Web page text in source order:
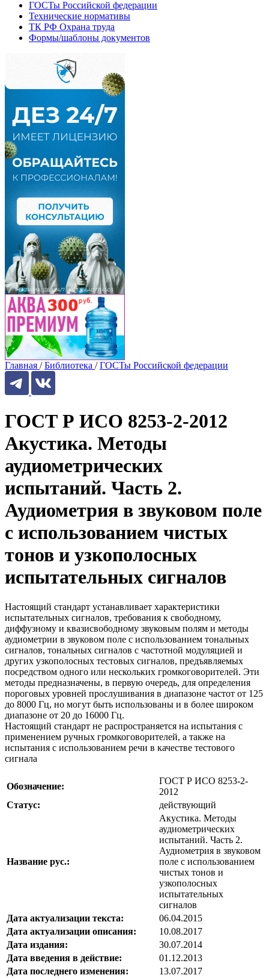
ГОСТы Российской федерации
Технические нормативы
ТК РФ Охрана труда
Формы/шаблоны документов
Главная / Библиотека / ГОСТы Российской федерации
ГОСТ Р ИСО 8253-2-2012
Акустика. Методы
аудиометрических
испытаний. Часть 2.
Аудиометрия в звуковом поле
с использованием чистых
тонов и узкополосных
испытательных сигналов
Настоящий стандарт устанавливает характеристики
испытательных сигналов, требования к свободному,
диффузному и квазисвободному звуковым полям и методы
аудиометрии в звуковом поле с использованием тональных
сигналов, тональных сигналов с частотной модуляцией и
других узкополосных тестовых сигналов, предъявляемых
посредством одного или нескольких громкоговорителей. Эти
методы предназначены, в первую очередь, для определения
пороговых уровней прослушивания в диапазоне частот от 125
до 8000 Гц, но могут быть использованы и в более широком
диапазоне от 20 до 16000 Гц.
Настоящий стандарт не распространяется на испытания с
применением ручных громкоговорителей, а также на
испытания с использованием речи в качестве тестового
сигнала
Обозначение:
ГОСТ Р ИСО 8253-2-
2012
Статус:
действующий
Название рус.:
Акустика. Методы
аудиометрических
испытаний. Часть 2.
Аудиометрия в звуковом
поле с использованием
чистых тонов и
узкополосных
испытательных
сигналов
Дата актуализации текста:
06.04.2015
Дата актуализации описания:
10.08.2017
Дата издания:
30.07.2014
Дата введения в действие:
01.12.2013
Дата последнего изменения:
13.07.2017